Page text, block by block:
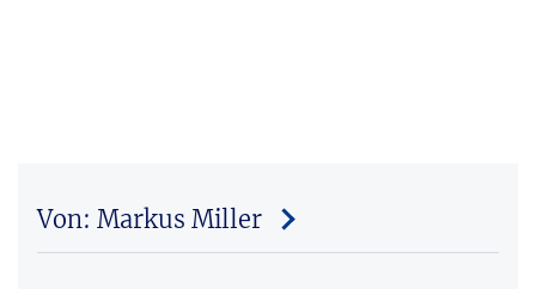
Von: Markus Miller